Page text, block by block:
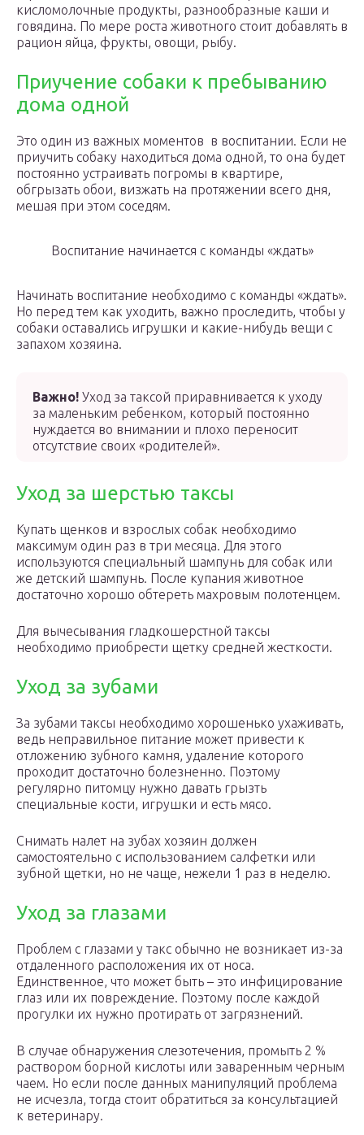
кисломолочные продукты, разнообразные каши и
говядина. По мере роста животного стоит добавлять в
рацион яйца, фрукты, овощи, рыбу.
Приучение собаки к пребыванию
дома одной
Это один из важных моментов в воспитании. Если не
приучить собаку находиться дома одной, то она будет
постоянно устраивать погромы в квартире,
обгрызать обои, визжать на протяжении всего дня,
мешая при этом соседям.
Воспитание начинается с команды «ждать»
Начинать воспитание необходимо с команды «ждать».
Но перед тем как уходить, важно проследить, чтобы у
собаки оставались игрушки и какие-нибудь вещи с
запахом хозяина.
Важно! Уход за таксой приравнивается к уходу
за маленьким ребенком, который постоянно
нуждается во внимании и плохо переносит
отсутствие своих «родителей».
Уход за шерстью таксы
Купать щенков и взрослых собак необходимо
максимум один раз в три месяца. Для этого
используются специальный шампунь для собак или
же детский шампунь. После купания животное
достаточно хорошо обтереть махровым полотенцем.
Для вычесывания гладкошерстной таксы
необходимо приобрести щетку средней жесткости.
Уход за зубами
За зубами таксы необходимо хорошенько ухаживать,
ведь неправильное питание может привести к
отложению зубного камня, удаление которого
проходит достаточно болезненно. Поэтому
регулярно питомцу нужно давать грызть
специальные кости, игрушки и есть мясо.
Снимать налет на зубах хозяин должен
самостоятельно с использованием салфетки или
зубной щетки, но не чаще, нежели 1 раз в неделю.
Уход за глазами
Проблем с глазами у такс обычно не возникает из-за
отдаленного расположения их от носа.
Единственное, что может быть – это инфицирование
глаз или их повреждение. Поэтому после каждой
прогулки их нужно протирать от загрязнений.
В случае обнаружения слезотечения, промыть 2 %
раствором борной кислоты или заваренным черным
чаем. Но если после данных манипуляций проблема
не исчезла, тогда стоит обратиться за консультацией
к ветеринару.